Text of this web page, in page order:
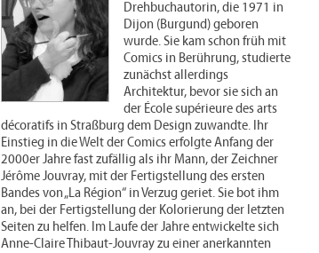
Drehbuchautorin, die 1971 in
Dijon (Burgund) geboren
wurde. Sie kam schon früh mit
Comics in Berührung, studierte
zunächst allerdings
Architektur, bevor sie sich an
der École supérieure des arts
décoratifs in Straßburg dem Design zuwandte. Ihr
Einstieg in die Welt der Comics erfolgte Anfang der
2000er Jahre fast zufällig als ihr Mann, der Zeichner
Jérôme Jouvray, mit der Fertigstellung des ersten
Bandes von „La Région“ in Verzug geriet. Sie bot ihm
an, bei der Fertigstellung der Kolorierung der letzten
Seiten zu helfen. Im Laufe der Jahre entwickelte sich
Anne-Claire Thibaut-Jouvray zu einer anerkannten